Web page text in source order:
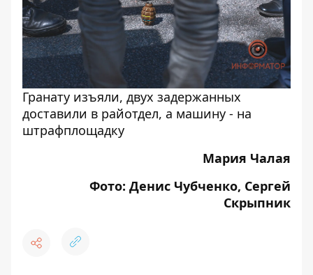
Гранату изъяли, двух задержанных
доставили в райотдел, а машину - на
штрафплощадку
Мария Чалая
Фото: Денис Чубченко, Сергей
Скрыпник